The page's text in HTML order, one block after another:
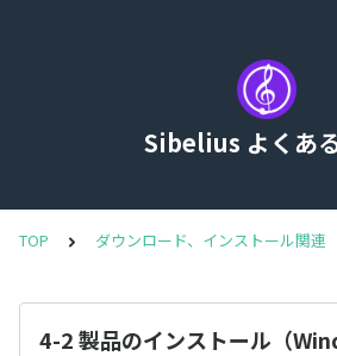
Sibelius よくあ
TOP ダウンロード、インストール関連
4-2 製品のインストール（